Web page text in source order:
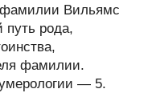
фамилии Вильямс
путь рода,
фамилии.
— 5.